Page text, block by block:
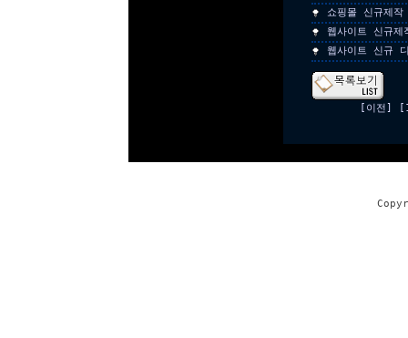
쇼핑몰 신규제작
웹사이트 신규제
웹사이트 신규
[이전]